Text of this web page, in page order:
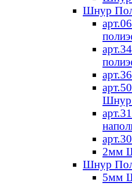
Шнур
Шнур
2мм
Шнур
5мм